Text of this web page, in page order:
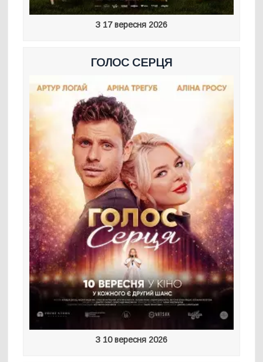
З 17 вересня 2026
ГОЛОС СЕРЦЯ
З 10 вересня 2026